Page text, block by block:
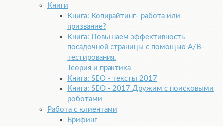
Книги
Книга: Копирайтинг- работа или
призвание?
Книга: Повышаем эффективность
посадочной страницы с помощью А/B-
тестирования.
Теория и практика
Книга: SEO - тексты 2017
Книга: SEO - 2017 Дружим с поисковыми
роботами
Работа с клиентами
Брифинг